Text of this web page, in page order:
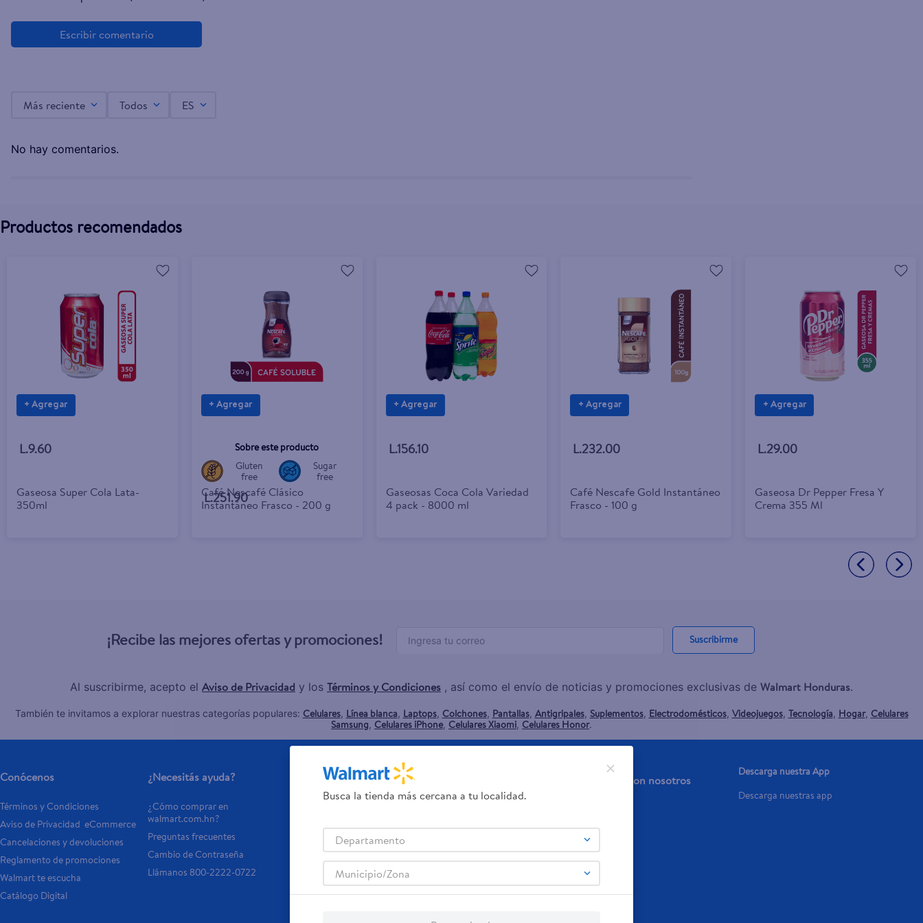
Bebida gaseosa Coca Cola original - 1.5 L
Más reciente Todos ES
No hay comentarios.
Productos recomendados
+ Agregar
L.9.60
Gaseosa Super Cola Lata-
350ml
+ Agregar
Sobre este producto
Gluten
free
Sugar
free
L.251.90
Café Nescafé Clásico
Instantáneo Frasco - 200 g
+ Agregar
L.156.10
Gaseosas Coca Cola Variedad
4 pack - 8000 ml
+ Agregar
L.232.00
Café Nescafe Gold Instantáneo
Frasco - 100 g
+ Agregar
L.29.00
Gaseosa Dr Pepper Fresa Y
Crema 355 Ml
¡Recibe las mejores ofertas y promociones! Suscribirme
Al suscribirme, acepto el Aviso de Privacidad y los Términos y Condiciones , así como el envío de noticias y promociones exclusivas de Walmart Honduras.
También te invitamos a explorar nuestras categorías populares: Celulares, Línea blanca, Laptops, Colchones, Pantallas, Antigripales, Suplementos, Electrodomésticos, Videojuegos, Tecnología, Hogar, Celulares
Samsung, Celulares iPhone, Celulares Xiaomi, Celulares Honor.
Conócenos
Términos y Condiciones
Aviso de Privacidad  eCommerce
Cancelaciones y devoluciones
Reglamento de promociones
Walmart te escucha
Catálogo Digital
¿Necesitás ayuda?
¿Cómo comprar en
walmart.com.hn?
Preguntas frecuentes
Cambio de Contraseña
Llámanos 800-2222-0722
Servicios
Otros servicios:
- Remesas
- Pagos de servicios
Trabaja con nosotros
Descarga nuestra App
Descarga nuestras app
Busca la tienda más cercana a tu localidad.
Departamento
Municipio/Zona